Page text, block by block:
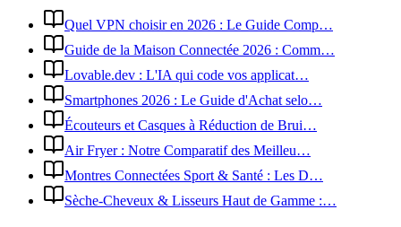
Quel VPN choisir en 2026 : Le Guide Comp…
Guide de la Maison Connectée 2026 : Comm…
Lovable.dev : L'IA qui code vos applicat…
Smartphones 2026 : Le Guide d'Achat selo…
Écouteurs et Casques à Réduction de Brui…
Air Fryer : Notre Comparatif des Meilleu…
Montres Connectées Sport & Santé : Les D…
Sèche-Cheveux & Lisseurs Haut de Gamme :…